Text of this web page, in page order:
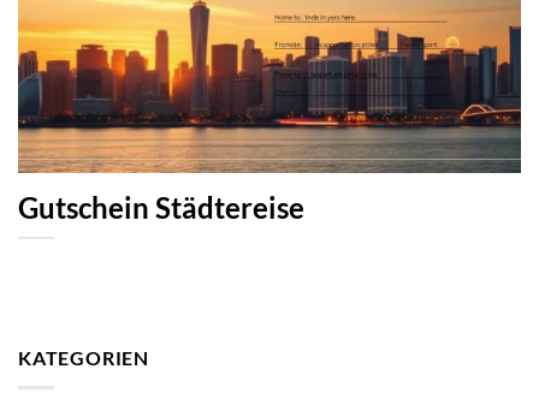
Gutschein Städtereise
KATEGORIEN